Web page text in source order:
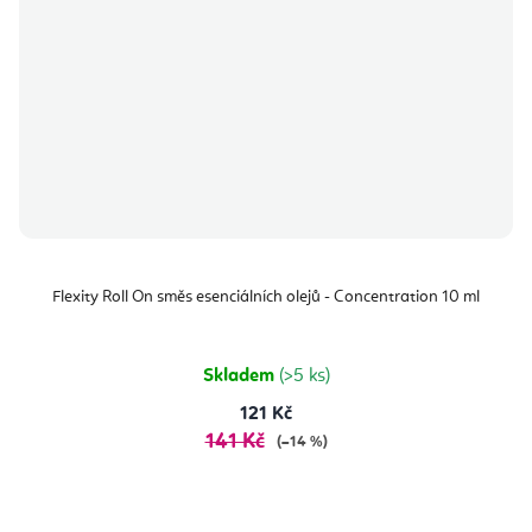
Flexity Roll On směs esenciálních olejů - Concentration 10 ml
Skladem (>5 ks)
121 Kč
141 Kč (–14 %)